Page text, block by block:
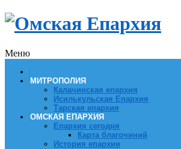
Меню
МИТРОПОЛИЯ
Калачинская епархия
Исилькульская Епархия
Тарская епархия
ОМСКАЯ ЕПАРХИЯ
Епархия сегодня
Карта благочиний
История епархии